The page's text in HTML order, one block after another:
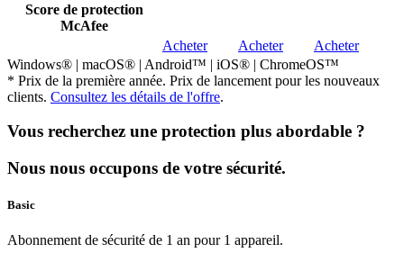
Score de protection
McAfee
Acheter
Acheter
Acheter
Windows® | macOS® | Android™ | iOS® | ChromeOS™
* Prix de la première année. Prix de lancement pour les nouveaux
clients. Consultez les détails de l'offre.
Vous recherchez une protection plus abordable ?
Nous nous occupons de votre sécurité.
Basic
Abonnement de sécurité de 1 an pour 1 appareil.